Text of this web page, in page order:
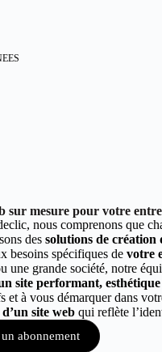
sur mesure pour votre
nous comprenons que
des solutions de création
besoins spécifiques de votre
une grande société, notre
site performant,
et à vous démarquer dans
site web qui reflète
abonnement